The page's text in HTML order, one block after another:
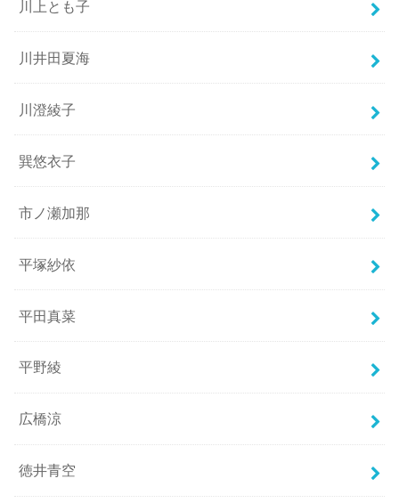
川上とも子
川井田夏海
川澄綾子
巽悠衣子
市ノ瀬加那
平塚紗依
平田真菜
平野綾
広橋涼
徳井青空